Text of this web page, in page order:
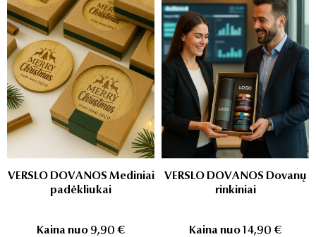
VERSLO DOVANOS Mediniai
padėkliukai
Kaina nuo 9,90 €
VERSLO DOVANOS Dovanų
rinkiniai
Kaina nuo14,90 €